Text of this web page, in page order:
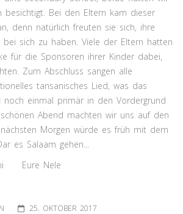
besichtigt. Bei den Eltern kam dieser
denn natürlich freuten sie sich, ihre
bei sich zu haben. Viele der Eltern hatten
für die Sponsoren ihrer Kinder dabei,
Zum Abschluss sangen alle
tansanisches Lied, was das
noch einmal primär in den Vordergrund
Abend machten wir uns auf den
Morgen würde es früh mit dem
es Salaam gehen...
Eure Nele
25. OKTOBER 2017